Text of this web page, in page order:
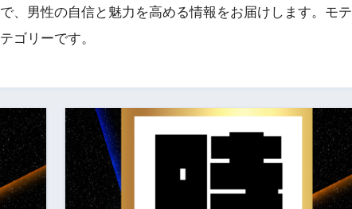
、男性の自信と魅力を高める情報をお届けします。モテ
ゴリーです。